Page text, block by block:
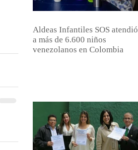
Aldeas Infantiles SOS atendió
a más de 6.600 niños
venezolanos en Colombia